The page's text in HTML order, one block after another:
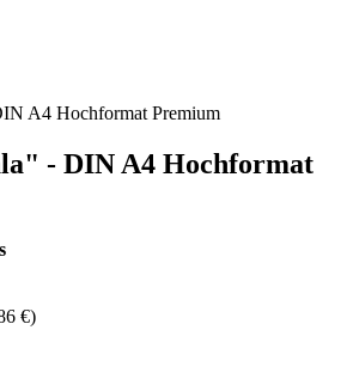
- DIN A4 Hochformat
€)